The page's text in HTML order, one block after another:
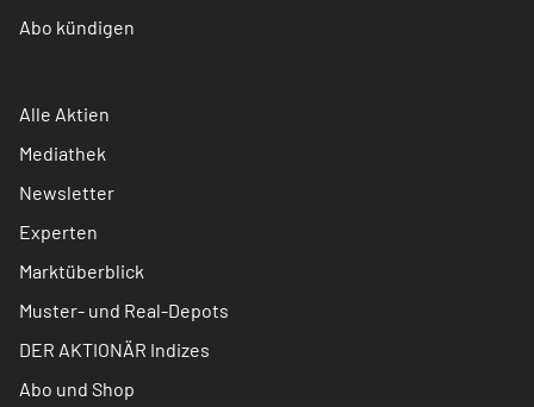
Abo kündigen
Alle Aktien
Mediathek
Newsletter
Experten
Marktüberblick
Muster- und Real-Depots
DER AKTIONÄR Indizes
Abo und Shop